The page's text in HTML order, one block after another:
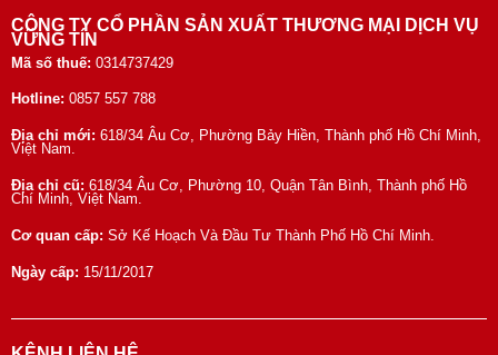
CÔNG TY CỔ PHẦN SẢN XUẤT THƯƠNG MẠI DỊCH VỤ
VỮNG TÍN
Mã số thuế: 0314737429
Hotline: 0857 557 788
Địa chỉ mới: 618/34 Âu Cơ, Phường Bảy Hiền, Thành phố Hồ Chí Minh,
Việt Nam.
Địa chỉ cũ: 618/34 Âu Cơ, Phường 10, Quận Tân Bình, Thành phố Hồ
Chí Minh, Việt Nam.
Cơ quan cấp: Sở Kế Hoạch Và Đầu Tư Thành Phố Hồ Chí Minh.
Ngày cấp: 15/11/2017